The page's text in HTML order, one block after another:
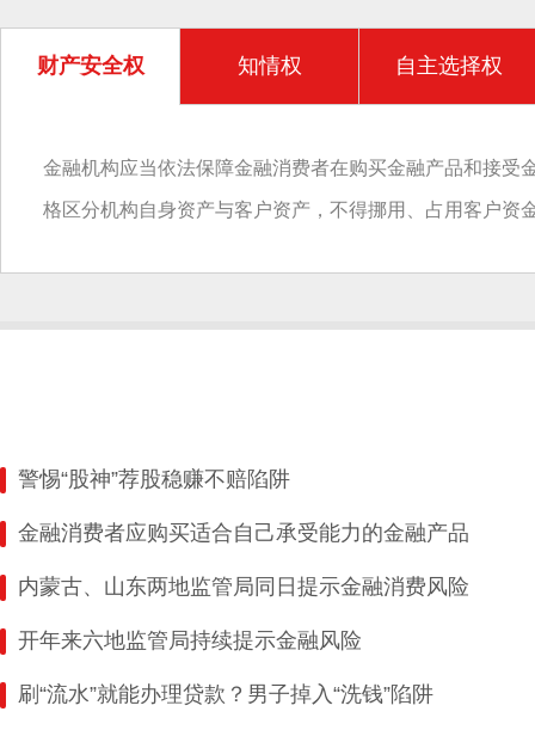
财产安全权 知情权 自主选择权
金融机构应当依法保障金融消费者在购买金融产品和接
格区分机构自身资产与客户资产，不得挪用、占用客户资
警惕“股神”荐股稳赚不赔陷阱
金融消费者应购买适合自己承受能力的金融产品
内蒙古、山东两地监管局同日提示金融消费风险
开年来六地监管局持续提示金融风险
刷“流水”就能办理贷款？男子掉入“洗钱”陷阱